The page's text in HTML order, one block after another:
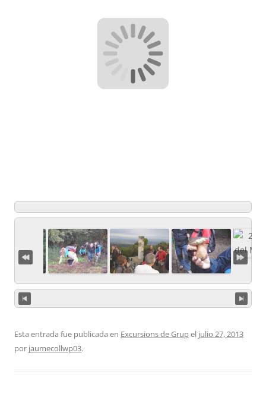
Esta entrada fue publicada en Excursions de Grupel julio 27, 2013
por jaumecollwp03.